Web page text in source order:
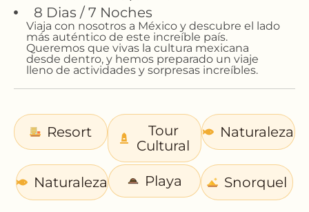
8 Dias / 7 Noches
Viaja con nosotros a México y descubre el lado
más auténtico de este increíble país.
Queremos que vivas la cultura mexicana
desde dentro, y hemos preparado un viaje
lleno de actividades y sorpresas increíbles.
Resort
Tour
Cultural
Naturaleza
Naturaleza Playa Snorquel